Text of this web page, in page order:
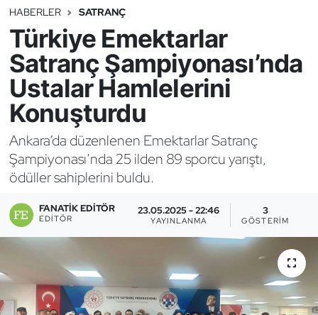
HABERLER SATRANÇ
Türkiye Emektarlar
Satranç Şampiyonası’nda
Ustalar Hamlelerini
Konuşturdu
Ankara’da düzenlenen Emektarlar Satranç
Şampiyonası’nda 25 ilden 89 sporcu yarıştı,
ödüller sahiplerini buldu.
FANATIK EDITÖR
EDITÖR
23.05.2025 - 22:46
YAYINLANMA
3
GÖSTERIM
Binicilik
Bisiklet
Bocce Bowling Dart
Boks
Briç
Buz Hokeyi
Çim Hokeyi